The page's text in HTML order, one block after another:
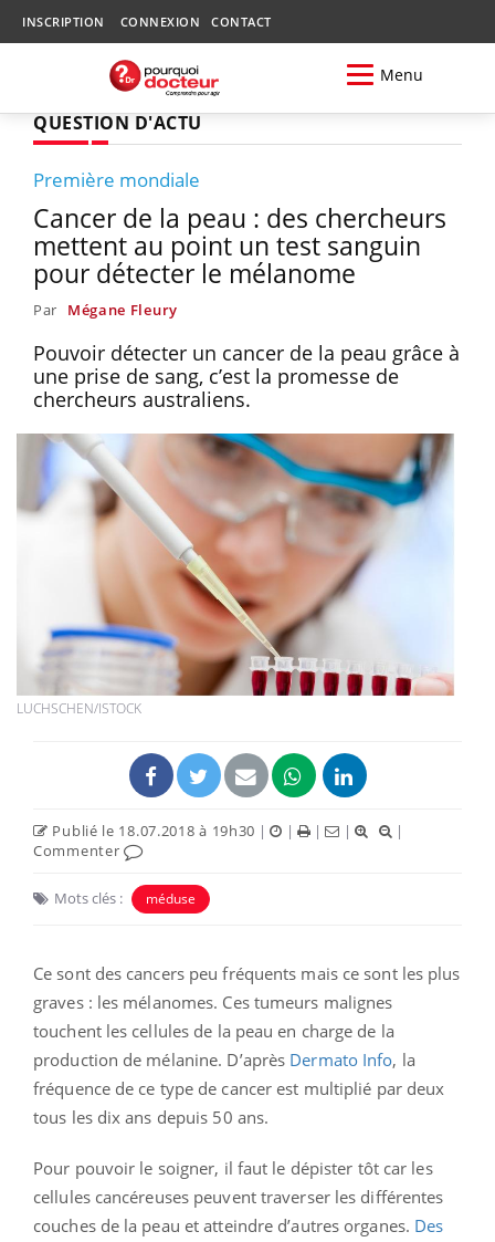
INSCRIPTION CONNEXION CONTACT
Menu
QUESTION D'ACTU
Première mondiale
Cancer de la peau : des chercheurs
mettent au point un test sanguin
pour détecter le mélanome
Par Mégane Fleury
Pouvoir détecter un cancer de la peau grâce à
une prise de sang, c’est la promesse de
chercheurs australiens.
LUCHSCHEN/ISTOCK
Publié le 18.07.2018 à 19h30 | | | |
|
Commenter
Mots clés : méduse
Ce sont des cancers peu fréquents mais ce sont les plus
graves : les mélanomes. Ces tumeurs malignes
touchent les cellules de la peau en charge de la
production de mélanine. D’après Dermato Info, la
fréquence de ce type de cancer est multiplié par deux
tous les dix ans depuis 50 ans.
Pour pouvoir le soigner, il faut le dépister tôt car les
cellules cancéreuses peuvent traverser les différentes
couches de la peau et atteindre d’autres organes. Des